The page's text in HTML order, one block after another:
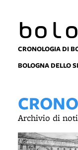
CRONOLOGIA DI
BOLOGNA DELLO
Archivio di